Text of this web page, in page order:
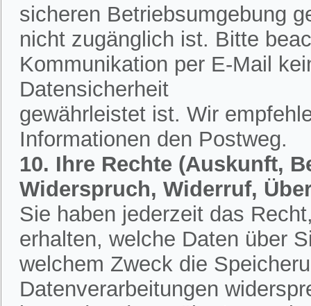
sicheren Betriebsumgebung
nicht zugänglich ist. Bitte
Kommunikation per E-Mail
Datensicherheit
gewährleistet ist. Wir
Informationen den Postweg.
10. Ihre Rechte (Auskunft,
Widerspruch, Widerruf,
Sie haben jederzeit das
erhalten, welche Daten über
welchem Zweck die
Datenverarbeitungen